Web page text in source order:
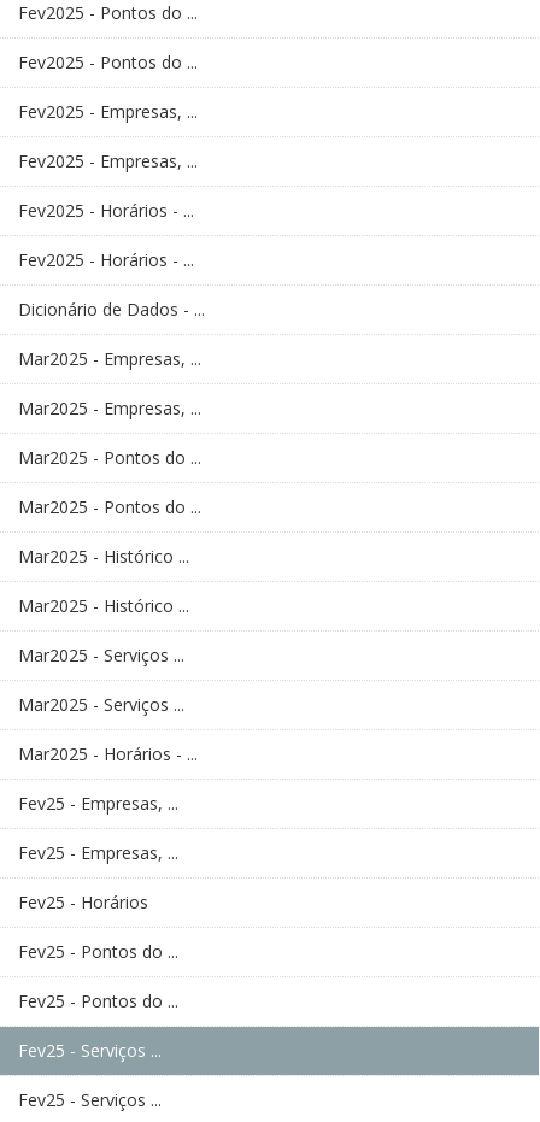
Fev2025 - Pontos do ...
Fev2025 - Pontos do ...
Fev2025 - Empresas, ...
Fev2025 - Empresas, ...
Fev2025 - Horários - ...
Fev2025 - Horários - ...
Dicionário de Dados - ...
Mar2025 - Empresas, ...
Mar2025 - Empresas, ...
Mar2025 - Pontos do ...
Mar2025 - Pontos do ...
Mar2025 - Histórico ...
Mar2025 - Histórico ...
Mar2025 - Serviços ...
Mar2025 - Serviços ...
Mar2025 - Horários - ...
Fev25 - Empresas, ...
Fev25 - Empresas, ...
Fev25 - Horários
Fev25 - Pontos do ...
Fev25 - Pontos do ...
Fev25 - Serviços ...
Fev25 - Serviços ...